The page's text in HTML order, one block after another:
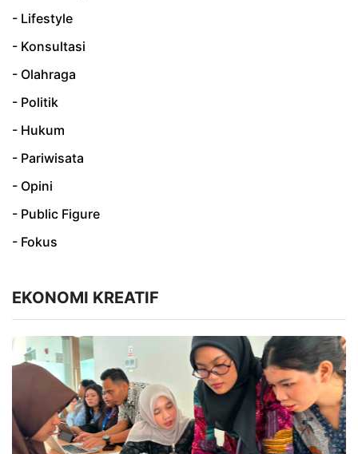
- Lifestyle
- Konsultasi
- Olahraga
- Politik
- Hukum
- Pariwisata
- Opini
- Public Figure
- Fokus
EKONOMI KREATIF